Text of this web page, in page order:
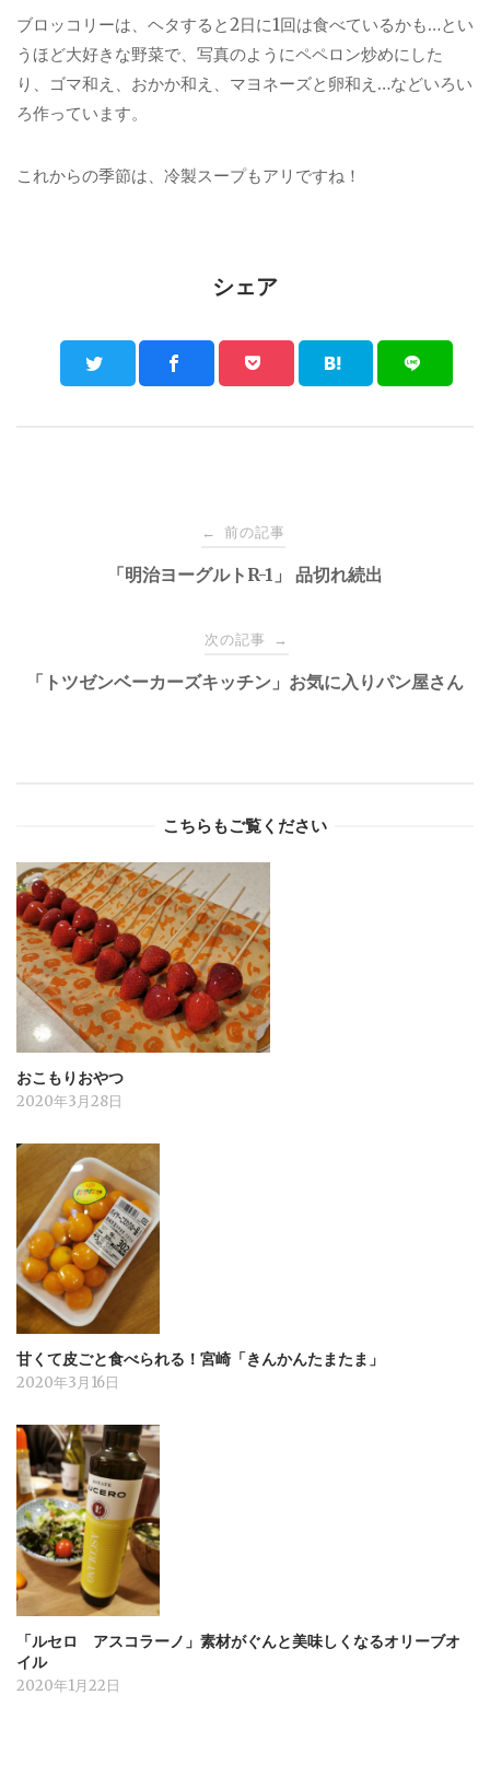
ブロッコリーは、ヘタすると2日に1回は食べているかも…とい
うほど大好きな野菜で、写真のようにペペロン炒めにした
り、ゴマ和え、おかか和え、マヨネーズと卵和え…などいろい
ろ作っています。
これからの季節は、冷製スープもアリですね！
シェア
navigation
← 前の記事
「明治ヨーグルトR-1」 品切れ続出
次の記事 →
「トツゼンベーカーズキッチン」お気に入りパン屋さん
こちらもご覧ください
おこもりおやつ
2020年3月28日
甘くて皮ごと食べられる！宮崎「きんかんたまたま」
2020年3月16日
「ルセロ アスコラーノ」素材がぐんと美味しくなるオリーブオ
イル
2020年1月22日